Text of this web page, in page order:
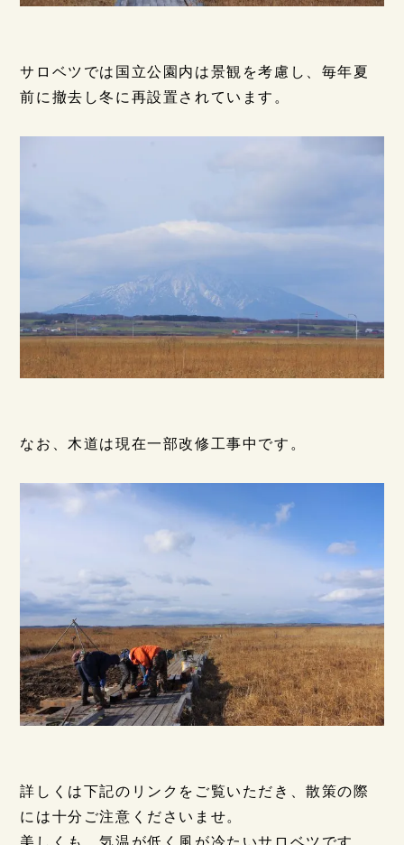
サロベツでは国立公園内は景観を考慮し、毎年夏
前に撤去し冬に再設置されています。
なお、木道は現在一部改修工事中です。
詳しくは下記のリンクをご覧いただき、散策の際
には十分ご注意くださいませ。
美しくも、気温が低く風が冷たいサロベツです。